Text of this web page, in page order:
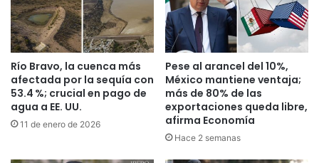
Río Bravo, la cuenca más
afectada por la sequía con
53.4 %; crucial en pago de
agua a EE. UU.
11 de enero de 2026
Pese al arancel del 10%,
México mantiene ventaja;
más de 80% de las
exportaciones queda libre,
afirma Economía
Hace 2 semanas